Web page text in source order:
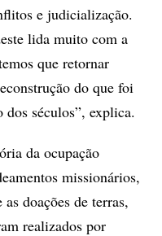
e judicialização.
lida muito com a
que retornar
do que foi
séculos”, explica.
da ocupação
missionários,
doações de terras,
realizados por